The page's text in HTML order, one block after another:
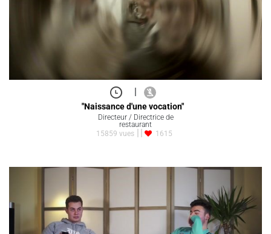
|
"Naissance d'une vocation"
Directeur / Directrice de
restaurant
15859 vues
1615